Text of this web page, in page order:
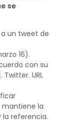
se
un tweet de
16).
con su
URL
la
referencia.